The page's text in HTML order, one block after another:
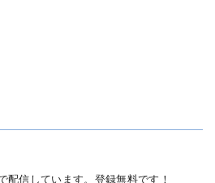
配信しています。登録無料です！